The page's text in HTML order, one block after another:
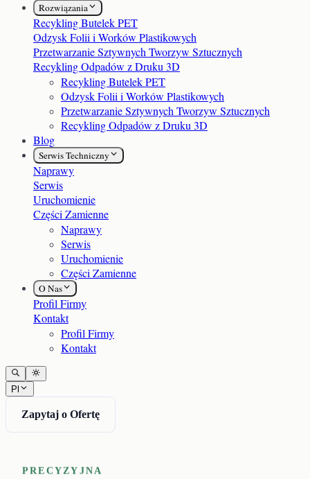
Rozwiązania
Recykling Butelek PET
Odzysk Folii i Worków Plastikowych
Przetwarzanie Sztywnych Tworzyw Sztucznych
Recykling Odpadów z Druku 3D
Recykling Butelek PET
Odzysk Folii i Worków Plastikowych
Przetwarzanie Sztywnych Tworzyw Sztucznych
Recykling Odpadów z Druku 3D
Blog
Serwis Techniczny
Naprawy
Serwis
Uruchomienie
Części Zamienne
Naprawy
Serwis
Uruchomienie
Części Zamienne
O Nas
Profil Firmy
Kontakt
Profil Firmy
Kontakt
Pl
Zapytaj o Ofertę
PRECYZYJNA